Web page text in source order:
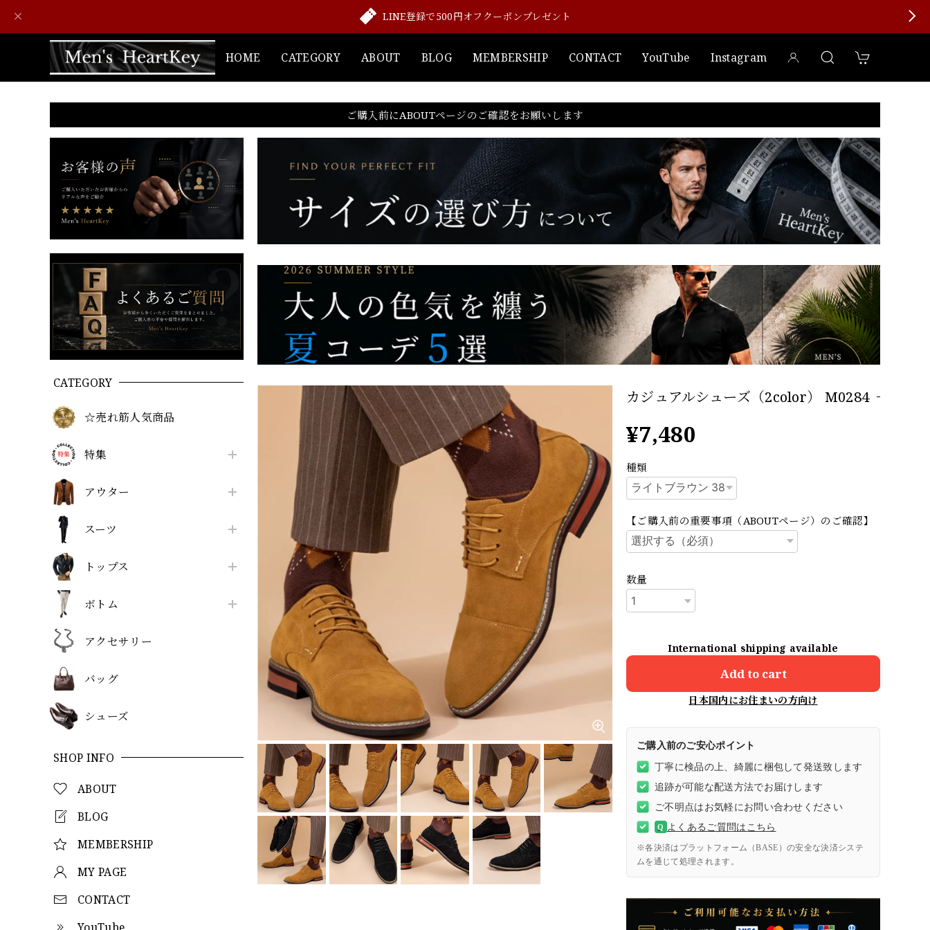
LINE登録で500円オフクーポンプレゼント
HOME CATEGORY ABOUT BLOG MEMBERSHIP CONTACT YouTube Instagram
ご購入前にABOUTページのご確認をお願いします
CATEGORY
☆売れ筋人気商品
特集
アウター
スーツ
トップス
ボトム
アクセサリー
バッグ
シューズ
SHOP INFO
ABOUT
BLOG
MEMBERSHIP
MY PAGE
CONTACT
カジュアルシューズ（2color） M0284
¥7,480
種類
【ご購入前の重要事項（ABOUTページ）のご確認】
数量
International shipping available
Add to cart
日本国内にお住まいの方向け
ご購入前のご安心ポイント
丁寧に検品の上、綺麗に梱包して発送致します
追跡が可能な配送方法でお届けします
ご不明点はお気軽にお問い合わせください
Q よくあるご質問はこちら
※各決済はプラットフォーム（BASE）の安全な決済システ
ムを通じて処理されます。